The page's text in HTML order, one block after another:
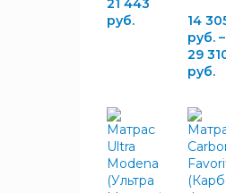
2
21 443
руб.
14
руб. –
29
руб.